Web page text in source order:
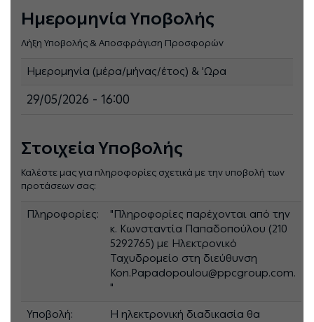
Ημερομηνία Υποβολής
Λήξη Υποβολής & Αποσφράγιση Προσφορών
Ημερομηνία (μέρα/μήνας/έτος) & 'Ωρα
29/05/2026 - 16:00
Στοιχεία Υποβολής
Καλέστε μας για πληροφορίες σχετικά με την υποβολή των
προτάσεων σας:
Πληροφορίες:
"Πληροφορίες παρέχονται από την
κ. Κωνσταντία Παπαδοπούλου (210
5292765) με Ηλεκτρονικό
Ταχυδρομείο στη διεύθυνση
Kon.Papadopoulou@ppcgroup.com.
"
Υποβολή:
Η ηλεκτρονική διαδικασία θα